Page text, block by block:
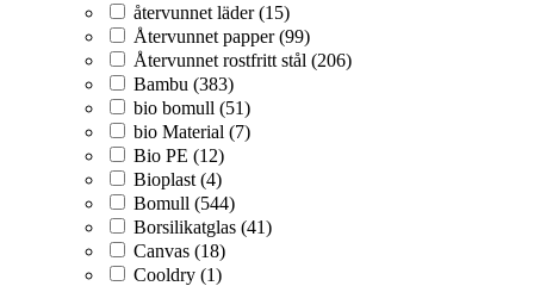
återvunnet läder (15)
Återvunnet papper (99)
Återvunnet rostfritt stål (206)
Bambu (383)
bio bomull (51)
bio Material (7)
Bio PE (12)
Bioplast (4)
Bomull (544)
Borsilikatglas (41)
Canvas (18)
Cooldry (1)